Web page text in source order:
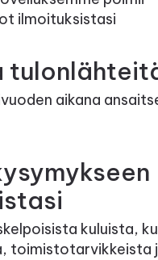
ilmoituksistasi
aikana
kuluista,
toimistotarvikkeista